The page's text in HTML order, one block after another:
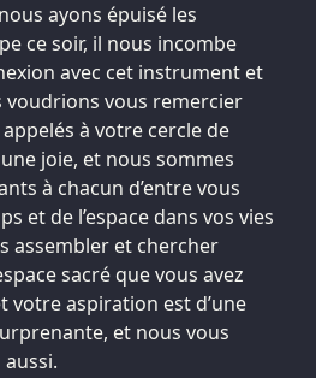
ayons épuisé les
ce soir, il nous incombe
avec cet instrument et
voudrions vous remercier
à votre cercle de
joie, et nous sommes
à chacun d’entre vous
et de l’espace dans vos vies
assembler et chercher
sacré que vous avez
votre aspiration est d’une
et nous vous